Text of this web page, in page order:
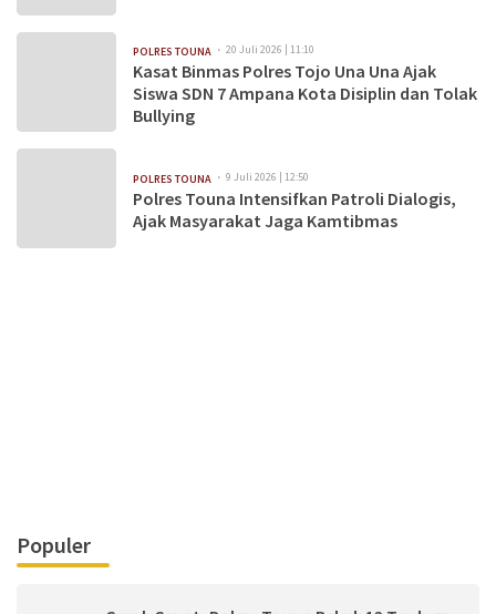
POLRES TOUNA 20 Juli 2026 | 11:10
Kasat Binmas Polres Tojo Una Una Ajak
Siswa SDN 7 Ampana Kota Disiplin dan Tolak
Bullying
POLRES TOUNA 9 Juli 2026 | 12:50
Polres Touna Intensifkan Patroli Dialogis,
Ajak Masyarakat Jaga Kamtibmas
Populer